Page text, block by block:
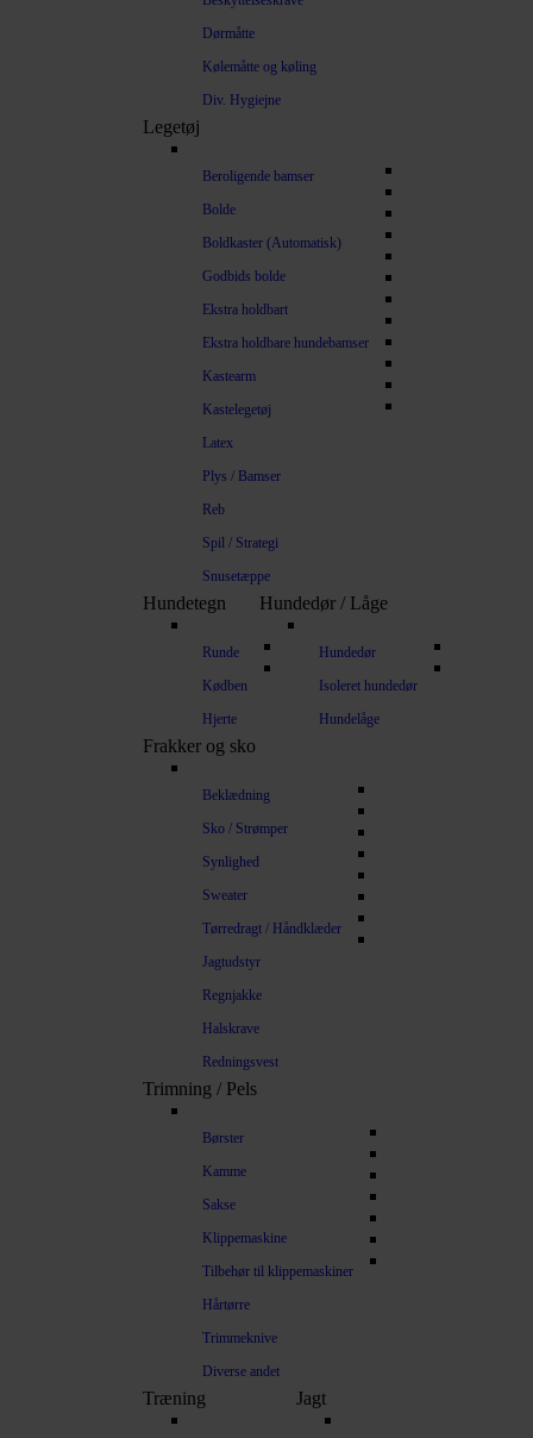
Dørmåtte
Kølemåtte og køling
Div. Hygiejne
Legetøj
Beroligende bamser
Bolde
Boldkaster (Automatisk)
Godbids bolde
Ekstra holdbart
Ekstra holdbare hundebamser
Kastearm
Kastelegetøj
Latex
Plys / Bamser
Reb
Spil / Strategi
Snusetæppe
Hundetegn
Runde
Kødben
Hjerte
Hundedør / Låge
Hundedør
Isoleret hundedør
Hundelåge
Frakker og sko
Beklædning
Sko / Strømper
Synlighed
Sweater
Tørredragt / Håndklæder
Jagtudstyr
Regnjakke
Halskrave
Redningsvest
Trimning / Pels
Børster
Kamme
Sakse
Klippemaskine
Tilbehør til klippemaskiner
Hårtørre
Trimmeknive
Diverse andet
Træning Jagt